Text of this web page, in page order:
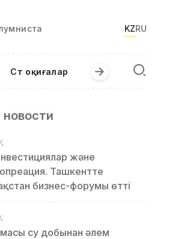
KZRU
Сәт оқиғалар
және
Ташкентте
бизнес-форумы өтті
су добынан әлем